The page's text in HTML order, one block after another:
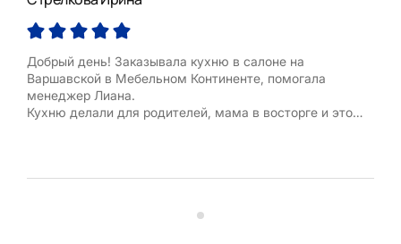
Добрый день! Заказывала кухню в салоне на
Варшавской в Мебельном Континенте, помогала
менеджер Лиана.
Кухню делали для родителей, мама в восторге и это
сантиметр не пропал.
корректировки в дизайне. Кухня полу...